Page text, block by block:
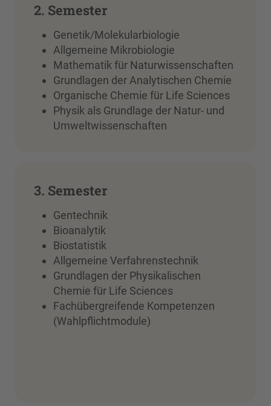
2. Semester
Genetik/Molekularbiologie
Allgemeine Mikrobiologie
Mathematik für Naturwissenschaften
Grundlagen der Analytischen Chemie
Organische Chemie für Life Sciences
Physik als Grundlage der Natur- und
Umweltwissenschaften
3. Semester
Gentechnik
Bioanalytik
Biostatistik
Allgemeine Verfahrenstechnik
Grundlagen der Physikalischen
Chemie für Life Sciences
Fachübergreifende Kompetenzen
(Wahlpflichtmodule)